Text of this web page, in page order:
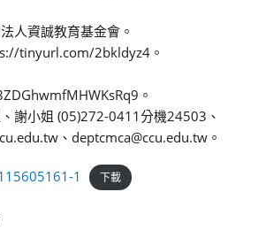
人資誠教育基金會。
tinyurl.com/2bkldyz4。
。
謝小姐 (05)272-0411分機24503、
、deptcmca@ccu.edu.tw。
1 下載